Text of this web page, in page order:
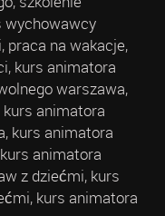
wychowawcy
praca na wakacje,
kurs animatora
warszawa,
animatora
kurs animatora
animatora
z dziećmi, kurs
kurs animatora